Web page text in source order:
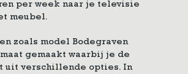
per week naar je televisie
meubel.
zoals model Bodegraven
gemaakt waarbij je de
uit verschillende opties. In